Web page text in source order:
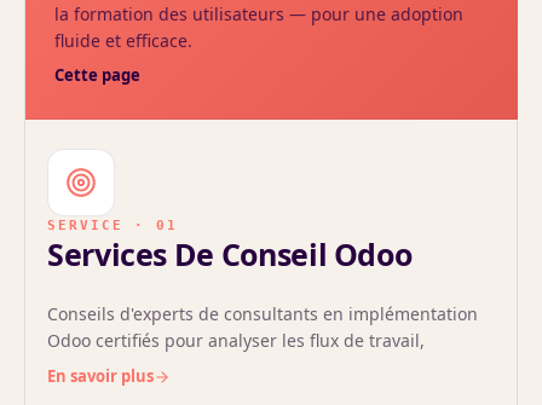
SERVICE · 01
Services De Conseil Odoo
Conseils d'experts de consultants en implémentation
Odoo certifiés pour analyser les flux de travail,
planifier le projet et optimiser la performance de
En savoir plus
la formation des utilisateurs — pour une adoption
fluide et efficace.
Cette page